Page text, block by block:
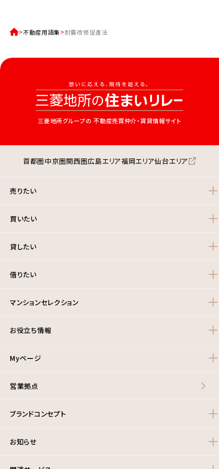
不動産用語集 耐震改修促進法
三菱地所グループの 不動産売買仲介・賃貸情報サイト
首都圏中京圏関西圏広島エリア福岡エリア仙台エリア
売りたい
買いたい
貸したい
借りたい
マンションセレクション
お役立ち情報
Myページ
営業拠点
ブランドコンセプト
お知らせ